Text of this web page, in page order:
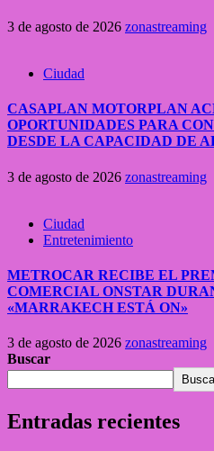
3 de agosto de 2026 zonastreaming
Ciudad
CASAPLAN MOTORPLAN
OPORTUNIDADES PARA
DESDE LA CAPACIDAD DE
3 de agosto de 2026 zonastreaming
Ciudad
Entretenimiento
METROCAR RECIBE EL
COMERCIAL ONSTAR
«MARRAKECH ESTÁ ON»
3 de agosto de 2026 zonastreaming
Buscar
Entradas recientes